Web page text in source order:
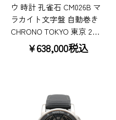
ウ 時計 孔雀石 CM026B マ
ラカイト文字盤 自動巻き
CHRONO TOKYO 東京 2…
¥638,000税込